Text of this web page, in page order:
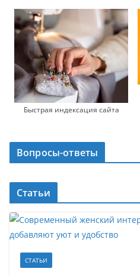
Быстрая индексация сайта
Вопросы-ответы
Статьи
СТАТЬИ